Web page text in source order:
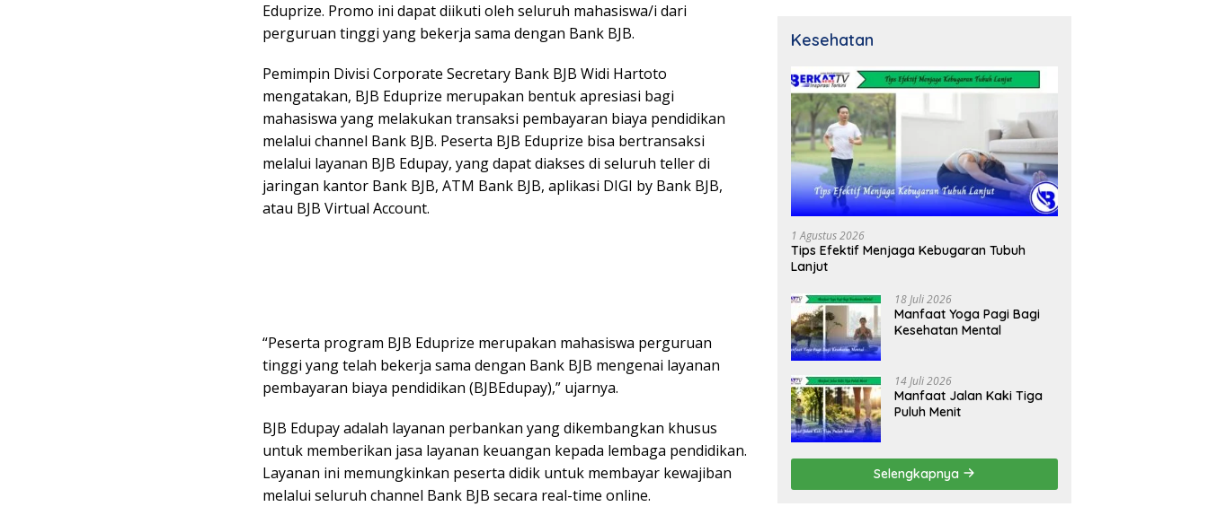
Eduprize. Promo ini dapat diikuti oleh seluruh mahasiswa/i dari
perguruan tinggi yang bekerja sama dengan Bank BJB.
Pemimpin Divisi Corporate Secretary Bank BJB Widi Hartoto
mengatakan, BJB Eduprize merupakan bentuk apresiasi bagi
mahasiswa yang melakukan transaksi pembayaran biaya pendidikan
melalui channel Bank BJB. Peserta BJB Eduprize bisa bertransaksi
melalui layanan BJB Edupay, yang dapat diakses di seluruh teller di
jaringan kantor Bank BJB, ATM Bank BJB, aplikasi DIGI by Bank BJB,
atau BJB Virtual Account.
“Peserta program BJB Eduprize merupakan mahasiswa perguruan
tinggi yang telah bekerja sama dengan Bank BJB mengenai layanan
pembayaran biaya pendidikan (BJBEdupay),” ujarnya.
BJB Edupay adalah layanan perbankan yang dikembangkan khusus
untuk memberikan jasa layanan keuangan kepada lembaga pendidikan.
Layanan ini memungkinkan peserta didik untuk membayar kewajiban
melalui seluruh channel Bank BJB secara real-time online.
Kesehatan
1 Agustus 2026
Tips Efektif Menjaga Kebugaran Tubuh
Lanjut
18 Juli 2026
Manfaat Yoga Pagi Bagi
Kesehatan Mental
14 Juli 2026
Manfaat Jalan Kaki Tiga
Puluh Menit
Selengkapnya